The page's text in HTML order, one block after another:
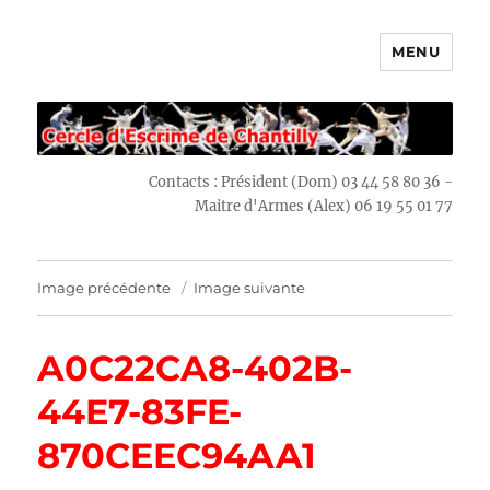
MENU
Contacts : Président (Dom) 03 44 58 80 36 -
Maitre d'Armes (Alex) 06 19 55 01 77
Image précédente Image suivante
A0C22CA8-402B-
44E7-83FE-
870CEEC94AA1